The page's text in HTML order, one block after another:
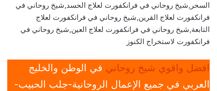
السحر,شيخ روحاني في فرانكفورت لعلاج الحسد,شيخ روحاني في
فرانكفورت لعلاج القرين,شيخ روحاني في فرانكفورت لعلاج
التابعة,شيخ روحاني في فرانكفورت لعلاج العين,شيخ روحاني في
فرانكفورت لاستخراج الكنوز
افضل واقوي شيخ روحاني في الوطن والخليج
العربي في جميع الإعمال الروحانية-جلب الحبيب-